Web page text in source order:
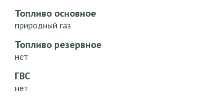
Топливо основное
природный газ
Топливо резервное
нет
ГВС
нет